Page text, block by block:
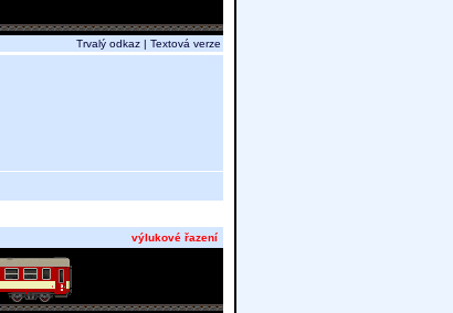
Trvalý odkaz | Textová verze
výlukové řazení